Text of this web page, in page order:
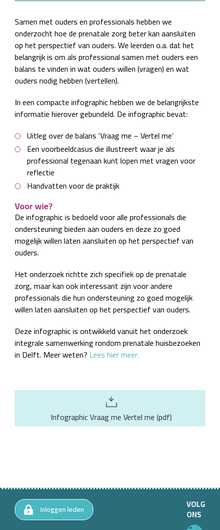
Samen met ouders en professionals hebben we
onderzocht hoe de prenatale zorg beter kan aansluiten
op het perspectief van ouders. We leerden o.a. dat het
belangrijk is om als professional samen met ouders een
balans te vinden in wat ouders willen (vragen) en wat
ouders nodig hebben (vertellen).
In een compacte infographic hebben we de belangrijkste
informatie hierover gebundeld. De infographic bevat:
Uitleg over de balans ‘Vraag me – Vertel me’
Een voorbeeldcasus die illustreert waar je als
professional tegenaan kunt lopen met vragen voor
reflectie
Handvatten voor de praktijk
Voor wie?
De infographic is bedoeld voor alle professionals die
ondersteuning bieden aan ouders en deze zo goed
mogelijk willen laten aansluiten op het perspectief van
ouders.
Het onderzoek richtte zich specifiek op de prenatale
zorg, maar kan ook interessant zijn voor andere
professionals die hun ondersteuning zo goed mogelijk
willen laten aansluiten op het perspectief van ouders.
Deze infographic is ontwikkeld vanuit het onderzoek
integrale samenwerking rondom prenatale huisbezoeken
in Delft. Meer weten? Lees hier meer.
Infographic Vraag me Vertel me(pdf)
Inloggen leden VOLG
ONS